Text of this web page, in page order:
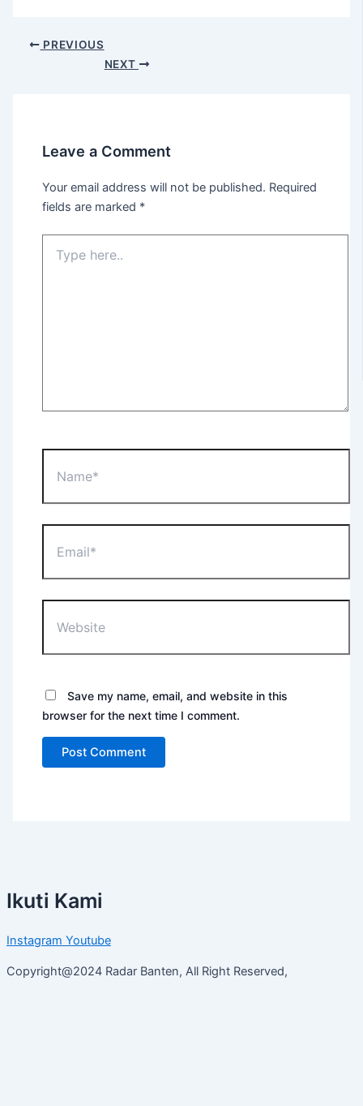
PREVIOUS
NEXT
Leave a Comment
Your email address will not be published. Required
fields are marked *
here..
Save my name, email, and website in this
browser for the next time I comment.
Ikuti Kami
Instagram Youtube
Copyright@2024 Radar Banten, All Right Reserved,